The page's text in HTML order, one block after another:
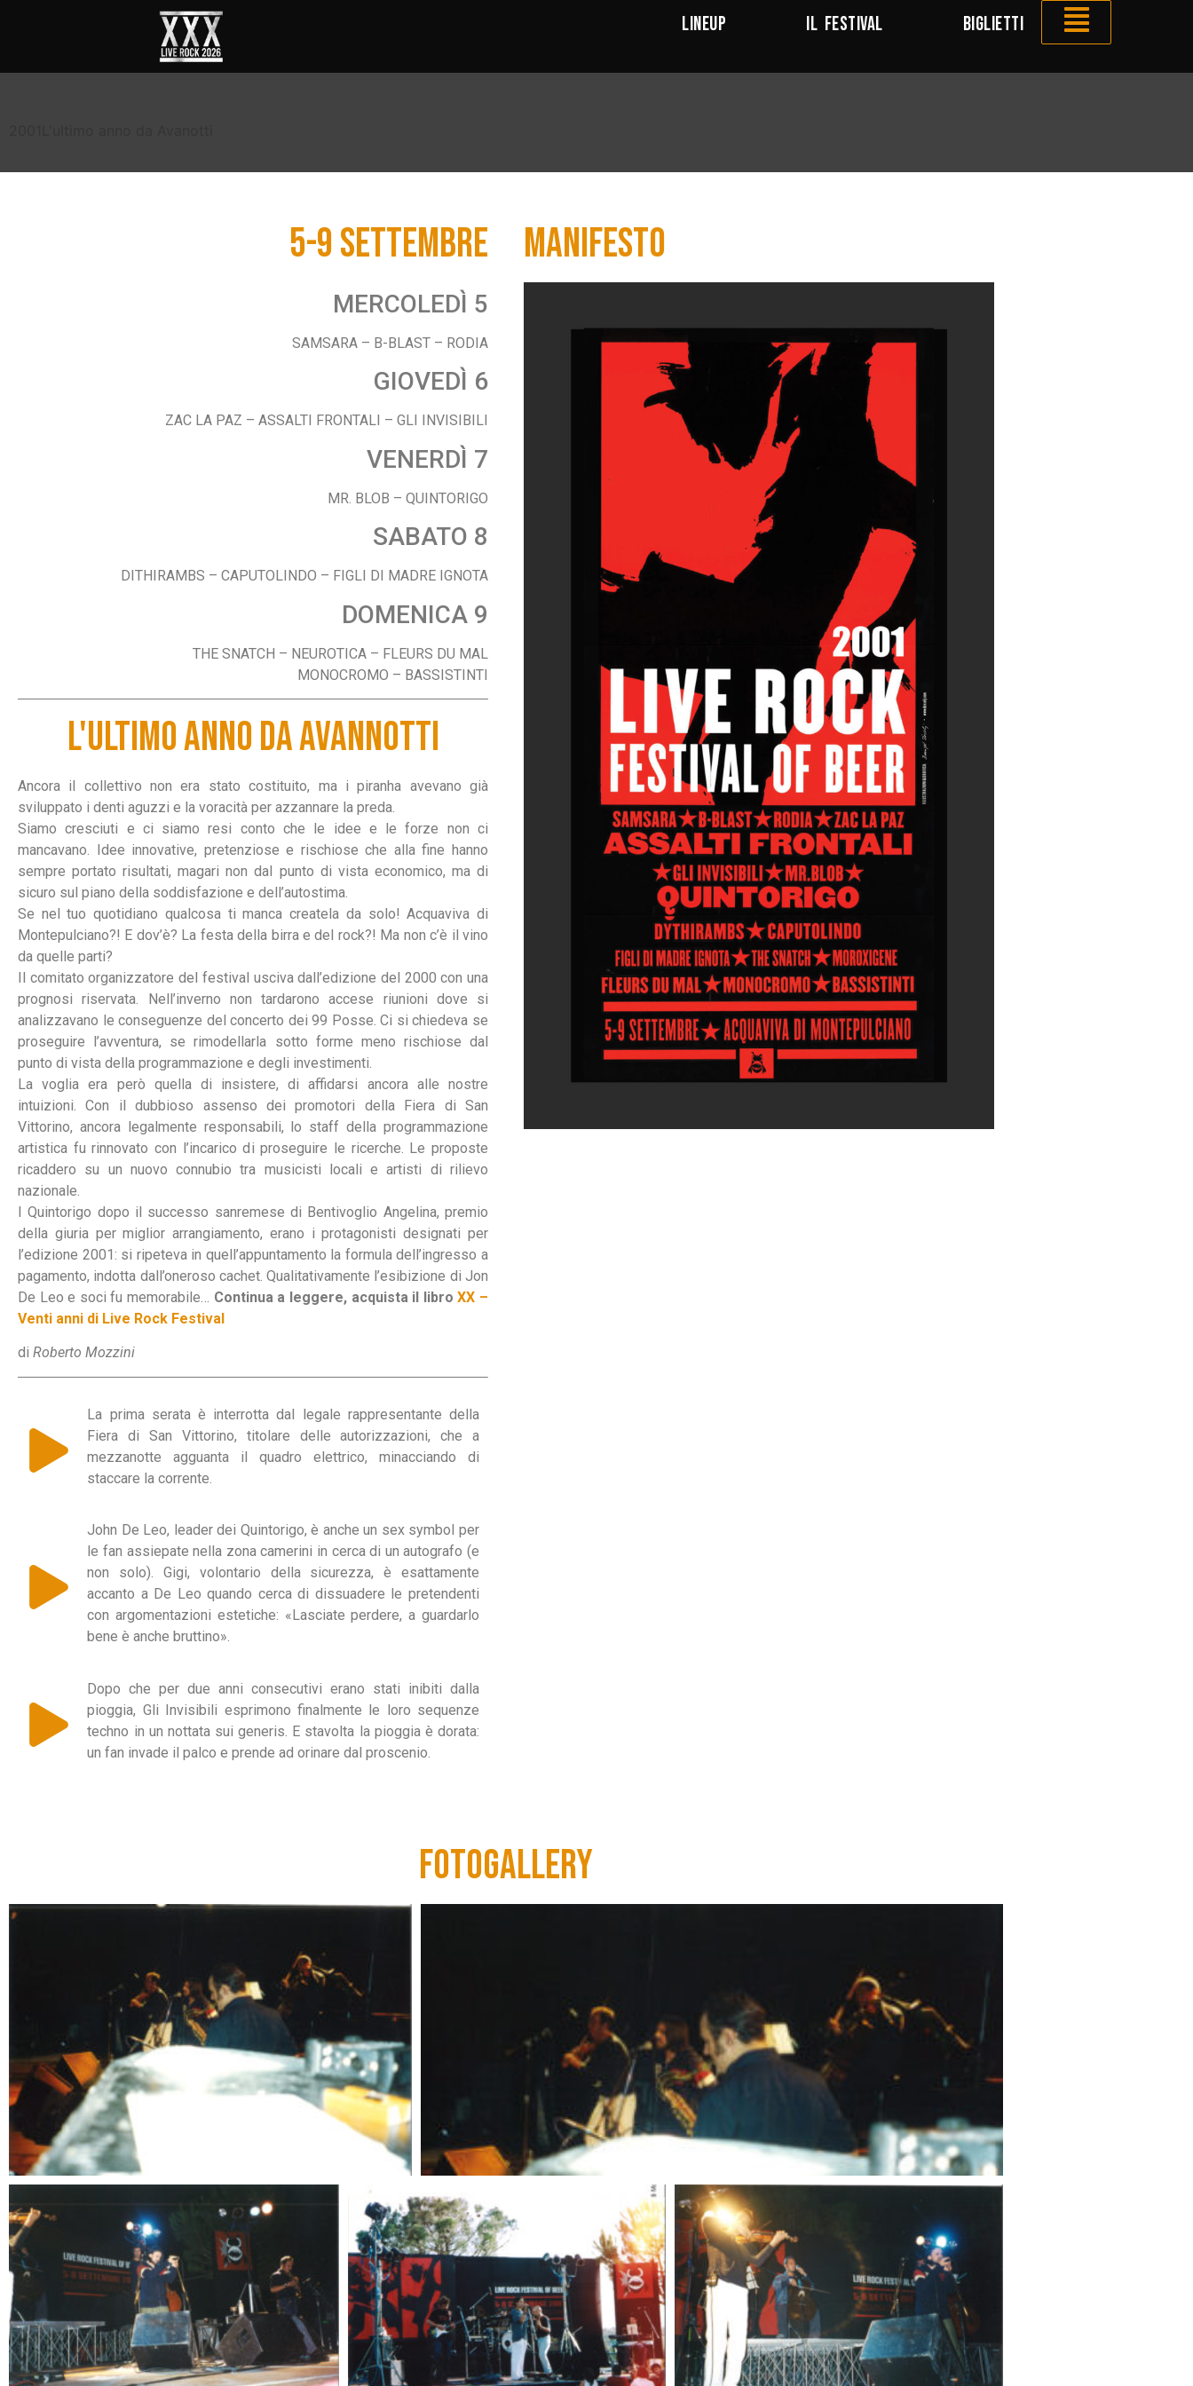
LINEUP IL FESTIVAL BIGLIETTI
5-9 SETTEMBRE
MERCOLEDÌ 5
SAMSARA – B-BLAST – RODIA
GIOVEDÌ 6
ZAC LA PAZ – ASSALTI FRONTALI – GLI INVISIBILI
VENERDÌ 7
MR. BLOB – QUINTORIGO
SABATO 8
DITHIRAMBS – CAPUTOLINDO – FIGLI DI MADRE IGNOTA
DOMENICA 9
THE SNATCH – NEUROTICA – FLEURS DU MAL
MONOCROMO – BASSISTINTI
L'ULTIMO ANNO DA AVANNOTTI
Ancora il collettivo non era stato costituito, ma i piranha avevano già
sviluppato i denti aguzzi e la voracità per azzannare la preda.
Siamo cresciuti e ci siamo resi conto che le idee e le forze non ci
mancavano. Idee innovative, pretenziose e rischiose che alla fine hanno
sempre portato risultati, magari non dal punto di vista economico, ma di
sicuro sul piano della soddisfazione e dell’autostima.
Se nel tuo quotidiano qualcosa ti manca createla da solo! Acquaviva di
Montepulciano?! E dov’è? La festa della birra e del rock?! Ma non c’è il vino
da quelle parti?
Il comitato organizzatore del festival usciva dall’edizione del 2000 con una
prognosi riservata. Nell’inverno non tardarono accese riunioni dove si
analizzavano le conseguenze del concerto dei 99 Posse. Ci si chiedeva se
proseguire l’avventura, se rimodellarla sotto forme meno rischiose dal
punto di vista della programmazione e degli investimenti.
La voglia era però quella di insistere, di affidarsi ancora alle nostre
intuizioni. Con il dubbioso assenso dei promotori della Fiera di San
Vittorino, ancora legalmente responsabili, lo staff della programmazione
artistica fu rinnovato con l’incarico di proseguire le ricerche. Le proposte
ricaddero su un nuovo connubio tra musicisti locali e artisti di rilievo
nazionale.
I Quintorigo dopo il successo sanremese di Bentivoglio Angelina, premio
della giuria per miglior arrangiamento, erano i protagonisti designati per
l’edizione 2001: si ripeteva in quell’appuntamento la formula dell’ingresso a
pagamento, indotta dall’oneroso cachet. Qualitativamente l’esibizione di Jon
De Leo e soci fu memorabile… Continua a leggere, acquista il libroXX –
Venti anni di Live Rock Festival
di Roberto Mozzini
La prima serata è interrotta dal legale rappresentante della
Fiera di San Vittorino, titolare delle autorizzazioni, che a
mezzanotte agguanta il quadro elettrico, minacciando di
staccare la corrente.
John De Leo, leader dei Quintorigo, è anche un sex symbol per
le fan assiepate nella zona camerini in cerca di un autografo (e
non solo). Gigi, volontario della sicurezza, è esattamente
accanto a De Leo quando cerca di dissuadere le pretendenti
con argomentazioni estetiche: «Lasciate perdere, a guardarlo
bene è anche bruttino».
Dopo che per due anni consecutivi erano stati inibiti dalla
pioggia, Gli Invisibili esprimono finalmente le loro sequenze
techno in un nottata sui generis. E stavolta la pioggia è dorata:
un fan invade il palco e prende ad orinare dal proscenio.
MANIFESTO
FOTOGALLERY